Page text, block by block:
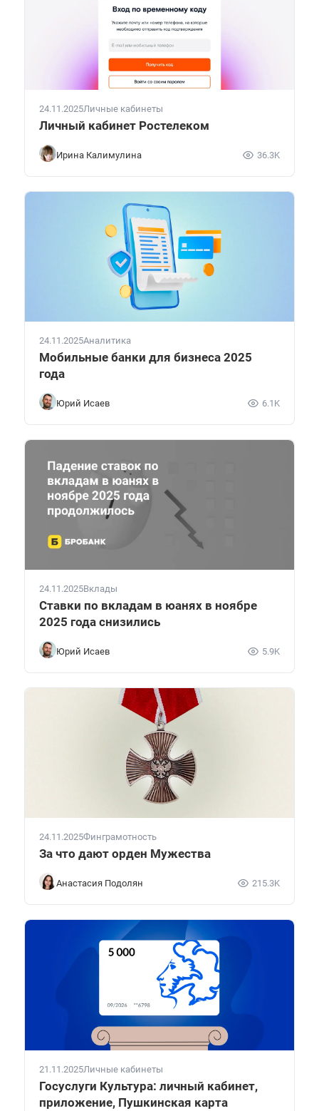
24.11.2025Личные кабинеты
Личный кабинет Ростелеком
Ирина Калимулина 36.3K
24.11.2025Аналитика
Мобильные банки для бизнеса 2025
года
Юрий Исаев 6.1K
24.11.2025Вклады
Ставки по вкладам в юанях в ноябре
2025 года снизились
Юрий Исаев 5.9K
24.11.2025Финграмотность
За что дают орден Мужества
Анастасия Подолян 215.3K
21.11.2025Личные кабинеты
Госуслуги Культура: личный кабинет,
приложение, Пушкинская карта